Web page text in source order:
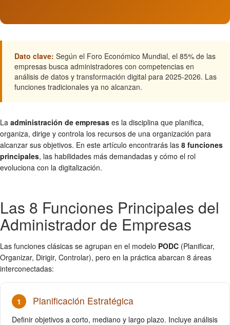
Dato clave: Según el Foro Económico Mundial, el 85% de las
empresas busca administradores con competencias en
análisis de datos y transformación digital para 2025-2026. Las
funciones tradicionales ya no alcanzan.
La administración de empresas es la disciplina que planifica,
organiza, dirige y controla los recursos de una organización para
alcanzar sus objetivos. En este artículo encontrarás las 8 funciones
principales, las habilidades más demandadas y cómo el rol
evoluciona con la digitalización.
Las 8 Funciones Principales del
Administrador de Empresas
Las funciones clásicas se agrupan en el modelo PODC (Planificar,
Organizar, Dirigir, Controlar), pero en la práctica abarcan 8 áreas
interconectadas:
1 Planificación Estratégica
Definir objetivos a corto, mediano y largo plazo. Incluye análisis